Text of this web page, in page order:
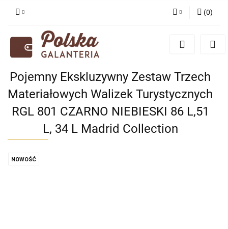
Zaloguj się
(0)
Pojemny Ekskluzywny Zestaw Trzech
Materiałowych Walizek Turystycznych
RGL 801 CZARNO NIEBIESKI 86 L,51
L, 34 L Madrid Collection
NOWOŚĆ